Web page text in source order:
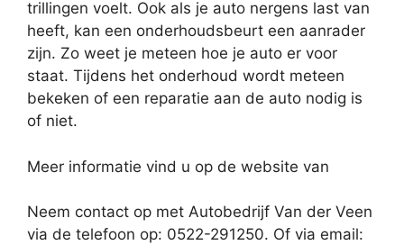
trillingen voelt. Ook als je auto nergens last van
heeft, kan een onderhoudsbeurt een aanrader
zijn. Zo weet je meteen hoe je auto er voor
staat. Tijdens het onderhoud wordt meteen
bekeken of een reparatie aan de auto nodig is
of niet.
Meer informatie vind u op de website van
Neem contact op met Autobedrijf Van der Veen
via de telefoon op: 0522-291250. Of via email: